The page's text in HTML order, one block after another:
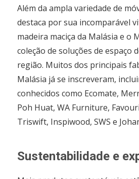
Além da ampla variedade de
destaca por sua incomparável
madeira maciça da Malásia e o
coleção de soluções de espaço
região. Muitos dos principais
Malásia já se inscreveram,
conhecidos como Ecomate,
Poh Huat, WA Furniture,
Triswift, Inspiwood, SWS e
Sustentabilidade e